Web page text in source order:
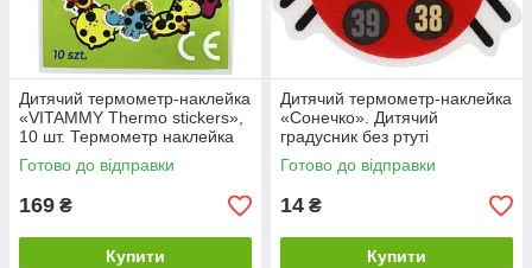
Дитячий термометр-наклейка
«VITAMMY Thermo stickers»,
10 шт. Термометр наклейка
для дітей.
Готово до відправки
169 ₴
Купити
Дитячий термометр-наклейка
«Сонечко». Дитячий
градусник без ртуті
Готово до відправки
14 ₴
Купити